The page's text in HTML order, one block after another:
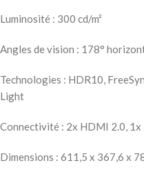
Luminosité : 300 cd/m²
Angles de vision : 178°
Technologies : HDR10,
Light
Connectivité : 2x HDMI 2.0,
Dimensions : 611,5 x 367,6 x